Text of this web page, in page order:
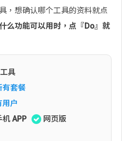
，想确认哪个工具的资料就点
么功能可以用时，点『Do』就
具
有套餐
用户
机 APP
网页版